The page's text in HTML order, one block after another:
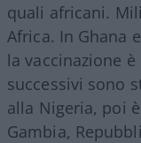
quali africani.
Africa. In Ghana
la vaccinazione
successivi sono
alla Nigeria, poi
Gambia,